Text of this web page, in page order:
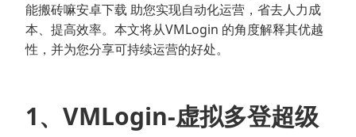
能搬砖嘛安卓下载 助您实现自动化运营，省去人力成
本、提高效率。本文将从VMLogin 的角度解释其优越
性，并为您分享可持续运营的好处。
1、VMLogin-虚拟多登超级